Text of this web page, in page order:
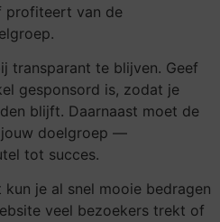
profiteert van de
transparant te blijven. Geef
gesponsord is, zodat je
blijft. Daarnaast moet de
jouw doelgroep —
tot succes.
je al snel mooie bedragen
veel bezoekers trekt of